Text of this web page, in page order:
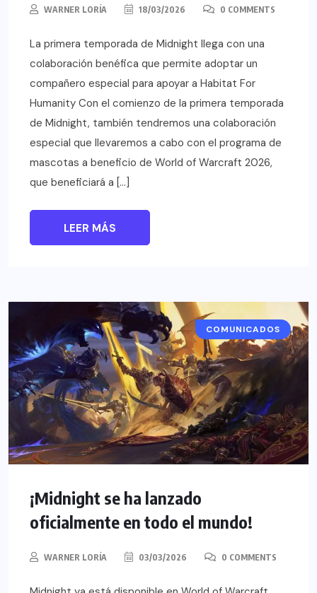
WARNER LORÍA 18/03/2026 0 COMMENTS
La primera temporada de Midnight llega con una
colaboración benéfica que permite adoptar un
compañero especial para apoyar a Habitat For
Humanity Con el comienzo de la primera temporada
de Midnight, también tendremos una colaboración
especial que llevaremos a cabo con el programa de
mascotas a beneficio de World of Warcraft 2026,
que beneficiará a […]
LEER MÁS
COMUNICADOS
¡Midnight se ha lanzado
oficialmente en todo el mundo!
WARNER LORÍA 03/03/2026 0 COMMENTS